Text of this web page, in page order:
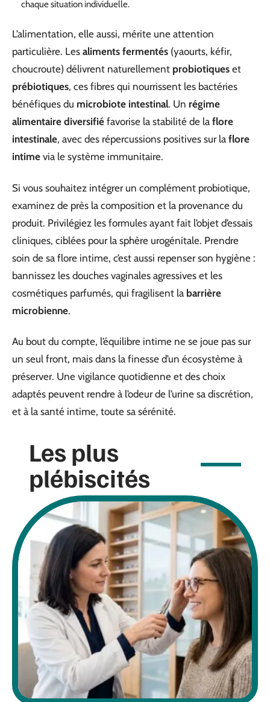
chaque situation individuelle.
L’alimentation, elle aussi, mérite une attention
particulière. Les aliments fermentés (yaourts, kéfir,
choucroute) délivrent naturellement probiotiques et
prébiotiques, ces fibres qui nourrissent les bactéries
bénéfiques du microbiote intestinal. Un régime
alimentaire diversifié favorise la stabilité de la flore
intestinale, avec des répercussions positives sur la flore
intime via le système immunitaire.
Si vous souhaitez intégrer un complément probiotique,
examinez de près la composition et la provenance du
produit. Privilégiez les formules ayant fait l’objet d’essais
cliniques, ciblées pour la sphère urogénitale. Prendre
soin de sa flore intime, c’est aussi repenser son hygiène :
bannissez les douches vaginales agressives et les
cosmétiques parfumés, qui fragilisent la barrière
microbienne.
Au bout du compte, l’équilibre intime ne se joue pas sur
un seul front, mais dans la finesse d’un écosystème à
préserver. Une vigilance quotidienne et des choix
adaptés peuvent rendre à l’odeur de l’urine sa discrétion,
et à la santé intime, toute sa sérénité.
Les plus
plébiscités